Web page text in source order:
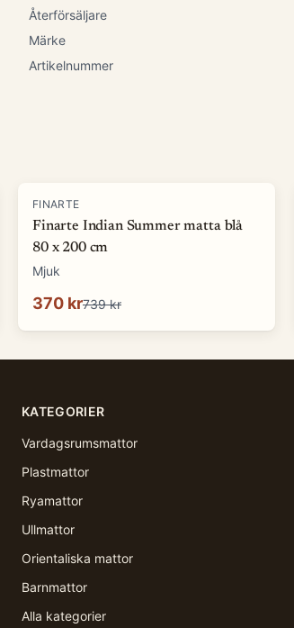
Återförsäljare
Märke
Artikelnummer
-50 %
FINARTE
Finarte Indian Summer matta blå
80 x 200 cm
Mjuk
370 kr739 kr
KATEGORIER
Vardagsrumsmattor
Plastmattor
Ryamattor
Ullmattor
Orientaliska mattor
Barnmattor
Alla kategorier